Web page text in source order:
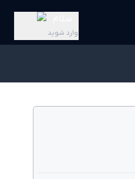
وارد شوید